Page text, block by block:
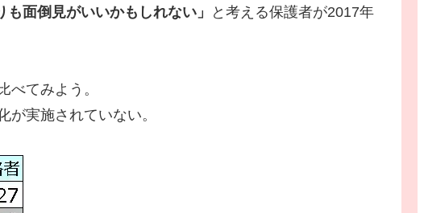
面倒見がいいかもしれない」
と考える保護者が2017年
べてみよう。
が実施されていない。